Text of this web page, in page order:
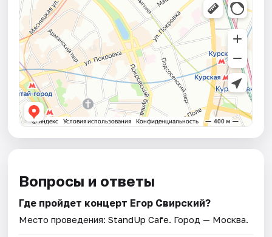
Вопросы и ответы
Где пройдет концерт Егор Свирский?
Место проведения:StandUp Cafe. Город — Москва.